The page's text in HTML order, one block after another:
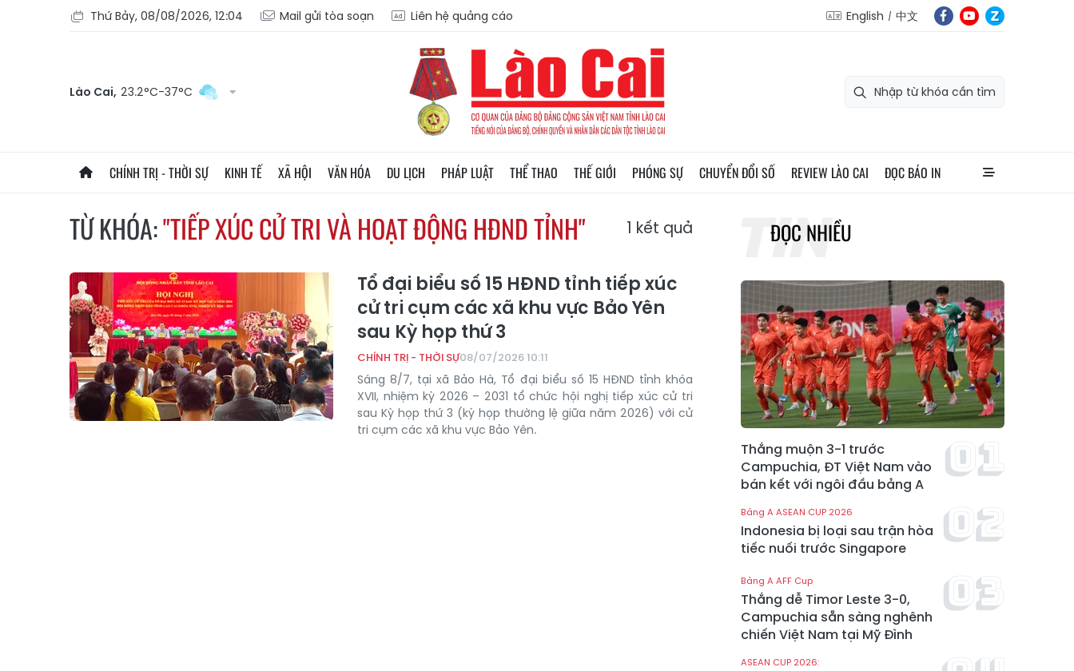
Thứ Bảy, 08/08/2026, 12:04 Mail gửi tòa soạn Liên hệ quảng cáo English 中文
Lào Cai, 23.2°C-37°C
CHÍNH TRỊ - THỜI SỰ KINH TẾ XÃ HỘI VĂN HÓA DU LỊCH PHÁP LUẬT THỂ THAO THẾ GIỚI PHÓNG SỰ CHUYỂN ĐỔI SỐ REVIEW LÀO CAI ĐỌC BÁO IN
TỪ KHÓA:"TIẾP XÚC CỬ TRI VÀ HOẠT ĐỘNG HĐND TỈNH" 1 kết quả
Tổ đại biểu số 15 HĐND tỉnh tiếp xúc
cử tri cụm các xã khu vực Bảo Yên
sau Kỳ họp thứ 3
CHÍNH TRỊ - THỜI SỰ08/07/2026 10:11
Sáng 8/7, tại xã Bảo Hà, Tổ đại biểu số 15 HĐND tỉnh khóa
XVII, nhiệm kỳ 2026 – 2031 tổ chức hội nghị tiếp xúc cử tri
sau Kỳ họp thứ 3 (kỳ họp thường lệ giữa năm 2026) với cử
tri cụm các xã khu vực Bảo Yên.
ĐỌC NHIỀU
Thắng muộn 3-1 trước
Campuchia, ĐT Việt Nam vào
bán kết với ngôi đầu bảng A
Bảng A ASEAN CUP 2026
Indonesia bị loại sau trận hòa
tiếc nuối trước Singapore
Bảng A AFF Cup
Thắng dễ Timor Leste 3-0,
Campuchia sẵn sàng nghênh
chiến Việt Nam tại Mỹ Đình
ASEAN CUP 2026: